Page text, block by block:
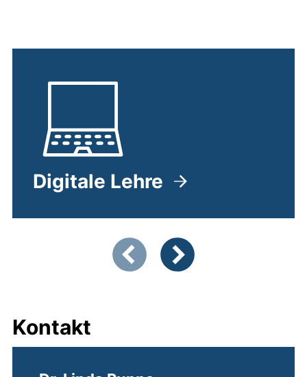
Digitale Lehre
Zeigt Folie 1 von 3
Kontakt